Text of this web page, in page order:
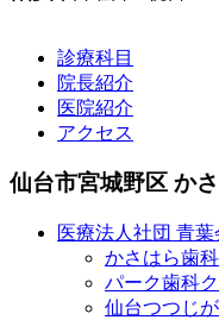
診療科目
院長紹介
医院紹介
アクセス
仙台市宮城野区 か
医療法人社団 青葉
かさはら歯
パーク歯科
仙台つつじ